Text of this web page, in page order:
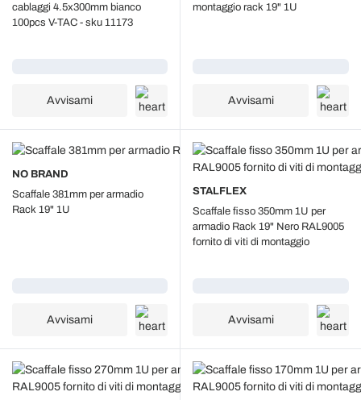
cablaggi 4.5x300mm bianco
100pcs V-TAC - sku 11173
Avvisami
montaggio rack 19" 1U
Avvisami
NO BRAND
Scaffale 381mm per armadio
Rack 19" 1U
Avvisami
STALFLEX
Scaffale fisso 350mm 1U per
armadio Rack 19" Nero RAL9005
fornito di viti di montaggio
Avvisami